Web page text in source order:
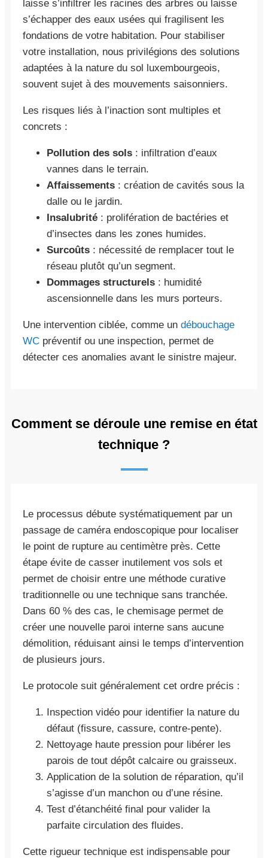
laisse s’infiltrer les racines des arbres ou laisse
s’échapper des eaux usées qui fragilisent les
fondations de votre habitation. Pour stabiliser
votre installation, nous privilégions des solutions
adaptées à la nature du sol luxembourgeois,
souvent sujet à des mouvements saisonniers.
Les risques liés à l’inaction sont multiples et
concrets :
Pollution des sols : infiltration d’eaux
vannes dans le terrain.
Affaissements : création de cavités sous la
dalle ou le jardin.
Insalubrité : prolifération de bactéries et
d’insectes dans les zones humides.
Surcoûts : nécessité de remplacer tout le
réseau plutôt qu’un segment.
Dommages structurels : humidité
ascensionnelle dans les murs porteurs.
Une intervention ciblée, comme un débouchage
WC préventif ou une inspection, permet de
détecter ces anomalies avant le sinistre majeur.
Comment se déroule une remise en état
technique ?
Le processus débute systématiquement par un
passage de caméra endoscopique pour localiser
le point de rupture au centimètre près. Cette
étape évite de casser inutilement vos sols et
permet de choisir entre une méthode curative
traditionnelle ou une technique sans tranchée.
Dans 60 % des cas, le chemisage permet de
créer une nouvelle paroi interne sans aucune
démolition, réduisant ainsi le temps d’intervention
de plusieurs jours.
Le protocole suit généralement cet ordre précis :
Inspection vidéo pour identifier la nature du
défaut (fissure, cassure, contre-pente).
Nettoyage haute pression pour libérer les
parois de tout dépôt calcaire ou graisseux.
Application de la solution de réparation, qu’il
s’agisse d’un manchon ou d’une résine.
Test d’étanchéité final pour valider la
parfaite circulation des fluides.
Cette rigueur technique est indispensable pour